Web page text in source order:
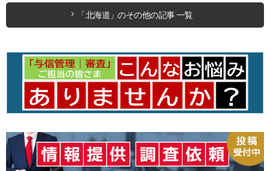
「北海道」のその他の記事 一覧